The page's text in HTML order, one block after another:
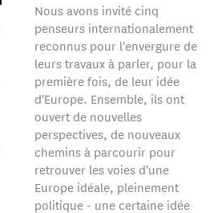
Nous avons invité cinq
penseurs internationalement
reconnus pour l'envergure de
leurs travaux à parler, pour la
première fois, de leur idée
d'Europe. Ensemble, ils ont
ouvert de nouvelles
perspectives, de nouveaux
chemins à parcourir pour
retrouver les voies d'une
Europe idéale, pleinement
politique - une certaine idée